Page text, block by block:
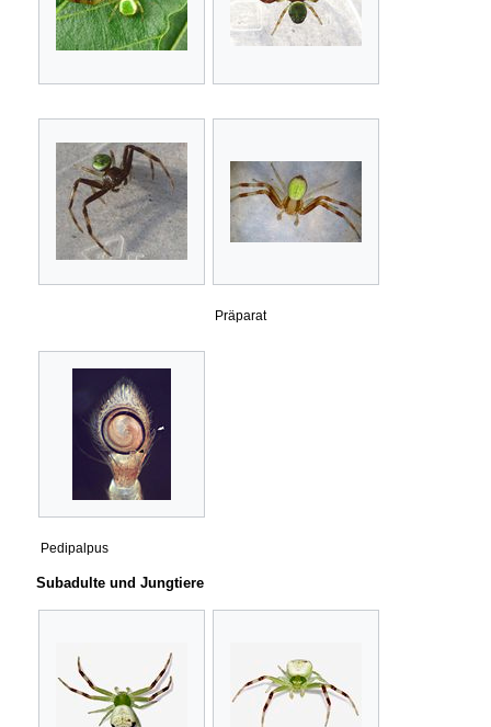
Präparat
Pedipalpus
Subadulte und Jungtiere